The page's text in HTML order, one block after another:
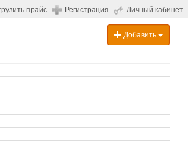
прайс Регистрация Личный кабинет
Добавить